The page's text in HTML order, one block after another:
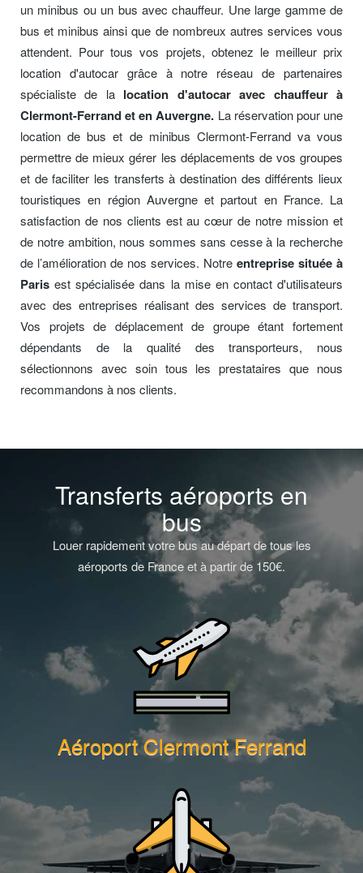
un minibus ou un bus avec chauffeur. Une large gamme de
bus et minibus ainsi que de nombreux autres services vous
attendent. Pour tous vos projets, obtenez le meilleur prix
location d'autocar grâce à notre réseau de partenaires
spécialiste de la location d'autocar avec chauffeur à
Clermont-Ferrand et en Auvergne. La réservation pour une
location de bus et de minibus Clermont-Ferrand va vous
permettre de mieux gérer les déplacements de vos groupes
et de faciliter les transferts à destination des différents lieux
touristiques en région Auvergne et partout en France. La
satisfaction de nos clients est au cœur de notre mission et
de notre ambition, nous sommes sans cesse à la recherche
de l’amélioration de nos services. Notre entreprise située à
Parisest spécialisée dans la mise en contact d'utilisateurs
avec des entreprises réalisant des services de transport.
Vos projets de déplacement de groupe étant fortement
dépendants de la qualité des transporteurs, nous
sélectionnons avec soin tous les prestataires que nous
recommandons à nos clients.
Transferts aéroports en
bus
Louer rapidement votre bus au départ de tous les
aéroports de France et à partir de 150€.
Aéroport Clermont Ferrand